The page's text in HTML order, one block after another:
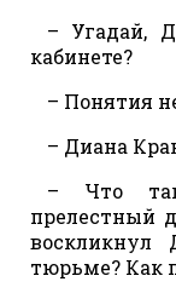
– Угадай,
кабинете?
– Понятия
– Диана
– Что
прелестный
тюрьме? Как